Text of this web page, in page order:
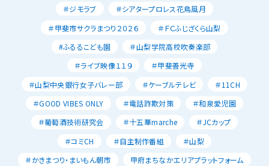
＃ジモラブ
＃シアタープロレス花鳥風月
＃甲斐市サクラまつり２０２６
＃ＦＣふじざくら山梨
#ふるるこども園
＃山梨学院高校吹奏楽部
＃ライブ映像１１９
＃甲斐善光寺
＃山梨中央銀行女子バレー部
＃ケーブルテレビ
＃11CH
＃GOOD VIBES ONLY
＃電話詐欺対策
＃和泉愛児園
＃葡萄酒技術研究会
＃十五華marche
＃JCカップ
＃コミCH
＃自主制作番組
＃山梨
＃かきまつり・まいもん朝市
甲府まちなかエリアプラットフォーム